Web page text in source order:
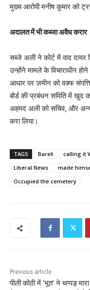
मुख्य आरोपी मनीष कुमार को
अदालत में भी कब्जा अवैध करार
सब्जे अली ने कोर्ट में वाद
उन्होंने मामले के विचाराधीन
आधार पर ज़मीन को वक्फ
बोर्ड की प्रबंधन समिति में खुद
अहमद अली को सचिव, और
करा लिया।
TAGS Bareli calling it
Liberal News
made
Occupied the cemetery
Previous article
पीली कोठी में ‘भूत’ ने थप्पड़ मारा